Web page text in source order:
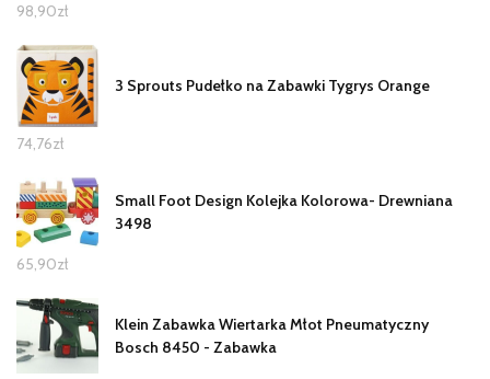
98,90zł
3 Sprouts Pudełko na Zabawki Tygrys Orange
74,76zł
Small Foot Design Kolejka Kolorowa- Drewniana
3498
65,90zł
Klein Zabawka Wiertarka Młot Pneumatyczny
Bosch 8450 - Zabawka